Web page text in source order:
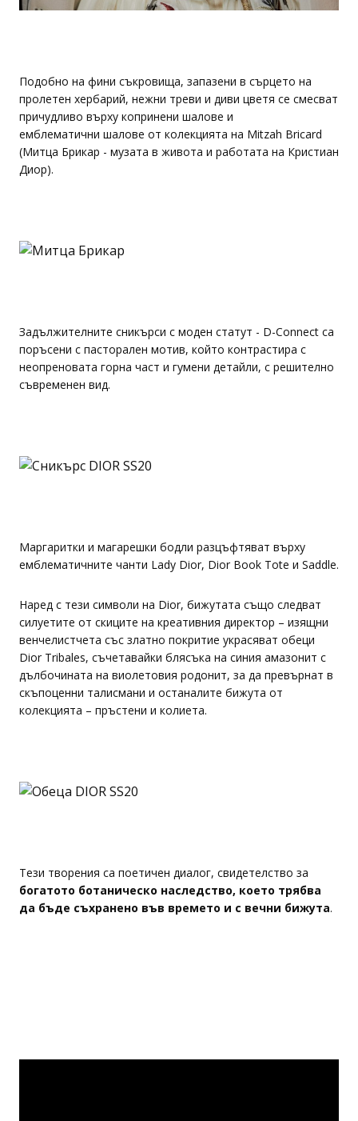
Подобно на фини съкровища, запазени в сърцето на
пролетен хербарий, нежни треви и диви цветя се смесват
причудливо върху копринени шалове и
емблематични шалове от колекцията на Mitzah Bricard
(Митца Брикар - музата в живота и работата на Кристиан
Диор).
Задължителните сникърси с моден статут - D-Connect са
поръсени с пасторален мотив, който контрастира с
неопреновата горна част и гумени детайли, с решително
съвременен вид.
Маргаритки и магарешки бодли разцъфтяват върху
емблематичните чанти Lady Dior, Dior Book Tote и Saddle.
Наред с тези символи на Dior, бижутата също следват
силуетите от скиците на креативния директор – изящни
венчелистчета със златно покритие украсяват обеци
Dior Tribales, съчетавайки блясъка на синия амазонит с
дълбочината на виолетовия родонит, за да превърнат в
скъпоценни талисмани и останалите бижута от
колекцията – пръстени и колиета.
Тези творения са поетичен диалог, свидетелство за
богатото ботаническо наследство, което трябва
да бъде съхранено във времето и с вечни бижута.